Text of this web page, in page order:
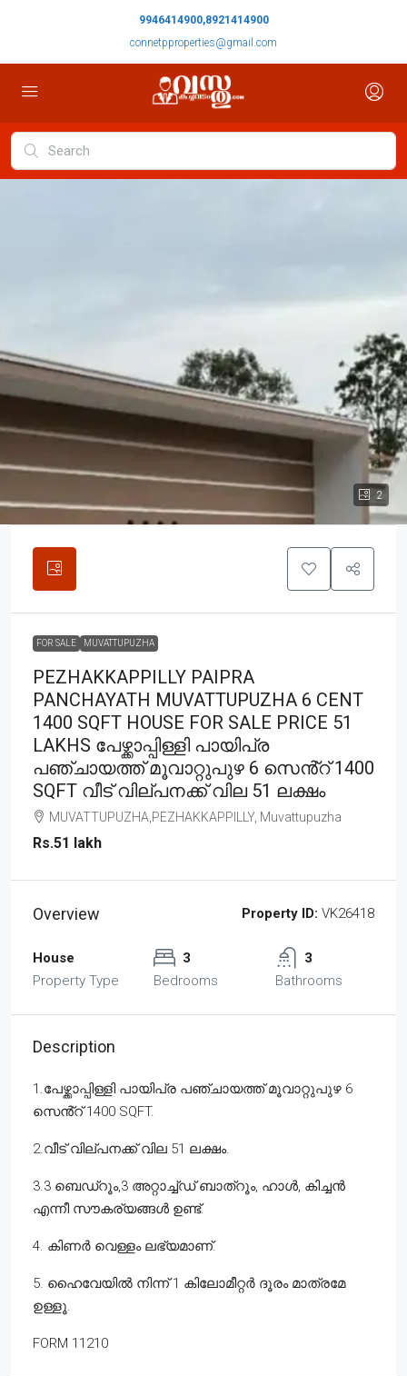
9946414900,8921414900
connetpproperties@gmail.com
2
FOR SALE MUVATTUPUZHA
PEZHAKKAPPILLY PAIPRA
PANCHAYATH MUVATTUPUZHA 6 CENT
1400 SQFT HOUSE FOR SALE PRICE 51
LAKHS പേഴ്ക്കാപ്പിള്ളി പായിപ്ര
പഞ്ചായത്ത് മൂവാറ്റുപുഴ 6 സെൻ്റ് 1400
SQFT വീട് വില്പനക്ക് വില 51 ലക്ഷം
MUVATTUPUZHA,PEZHAKKAPPILLY, Muvattupuzha
Rs.51 lakh
Overview Property ID: VK26418
House
Property Type
3
Bedrooms
3
Bathrooms
Description
1.പേഴ്ക്കാപ്പിള്ളി പായിപ്ര പഞ്ചായത്ത് മൂവാറ്റുപുഴ 6
സെൻ്റ് 1400 SQFT.
2.വീട് വില്പനക്ക് വില 51 ലക്ഷം.
3.3 ബെഡ്റൂം,3 അറ്റാച്ച്ഡ് ബാത്റൂം, ഹാൾ, കിച്ചൻ
എന്നീ സൗകര്യങ്ങൾ ഉണ്ട്.
4. കിണർ വെള്ളം ലഭ്യമാണ്.
5. ഹൈവേയിൽ നിന്ന് 1 കിലോമീറ്റർ ദൂരം മാത്രമേ
ഉള്ളൂ.
FORM 11210